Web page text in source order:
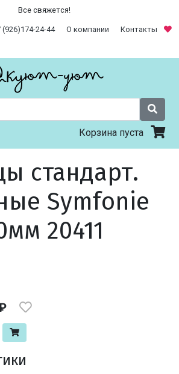
Все свяжется!
(926)174-24-44 О компании
Контакты
Корзина пуста
стандарт.
Symfonie
20411